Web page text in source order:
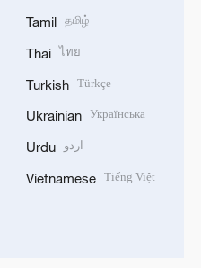
Tamil தமிழ்
Thai ไทย
Turkish Türkçe
Ukrainian Українська
Urdu اردو
Vietnamese Tiếng Việt